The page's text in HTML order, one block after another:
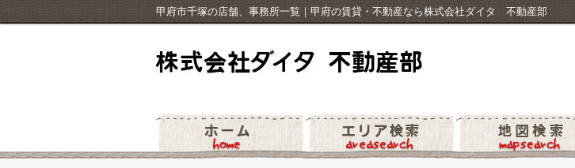
甲府市千塚の店舗、事務所一覧｜甲府の賃貸・不動産なら株式会社ダイタ 不動産部